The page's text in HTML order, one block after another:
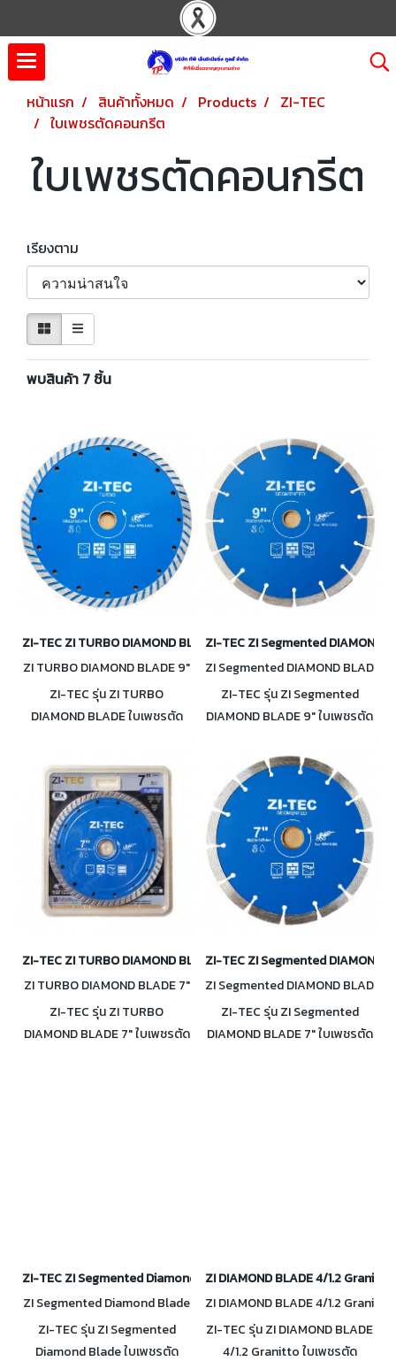
หน้าแรก สินค้าทั้งหมด Products
ZI-TEC
ใบเพชรตัดคอนกรีต
ใบเพชรตัดคอนกรีต
เรียงตาม
พบสินค้า 7 ชิ้น
ZI-TEC ZI TURBO DIAMOND BLADE 9" ใบเพชรตัดคอนกรีต 9 นิ้ว
ZI TURBO DIAMOND BLADE 9"
ZI-TEC รุ่น ZI TURBO
DIAMOND BLADE ใบเพชรตัด
ZI-TEC ZI Segmented DIAMOND
ZI Segmented DIAMOND BLAD
E 9"
ZI-TEC รุ่น ZI Segmented
DIAMOND BLADE 9" ใบเพชรตัด
ZI-TEC ZI TURBO DIAMOND BLADE 7" ใบเพชรตัดคอนกรีต 7 นิ้ว
ZI TURBO DIAMOND BLADE 7"
ZI-TEC รุ่น ZI TURBO
DIAMOND BLADE 7" ใบเพชรตัด
ZI-TEC ZI Segmented DIAMOND
ZI Segmented DIAMOND BLAD
E 7"
ZI-TEC รุ่น ZI Segmented
DIAMOND BLADE 7" ใบเพชรตัด
ZI-TEC ZI Segmented Diamond Blade ใบเพชรตัดคอนกรีต 4 นิ้ว
ZI Segmented Diamond Blade
4"
ZI-TEC รุ่น ZI Segmented
Diamond Blade ใบเพชรตัด
ZI DIAMOND BLADE 4/1.2
ZI DIAMOND BLADE 4/1.2 Grani
tto
ZI-TEC รุ่น ZI DIAMOND BLADE
4/1.2 Granitto ใบเพชรตัด